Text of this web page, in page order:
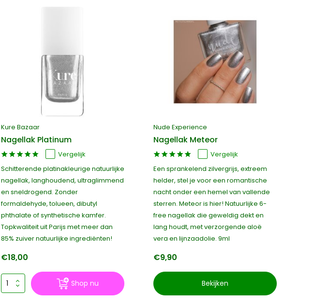
Kure Bazaar
Nagellak Platinum
Vergelijk
Schitterende platinakleurige natuurlijke
nagellak, langhoudend, ultraglimmend
en sneldrogend. Zonder
formaldehyde, tolueen, dibutyl
phthalate of synthetische kamfer.
Topkwaliteit uit Parijs met meer dan
85% zuiver natuurlijke ingrediënten!
€18,00
Shop nu
Nude Experience
Nagellak Meteor
Vergelijk
Een sprankelend zilvergrijs, extreem
helder, stel je voor een romantische
nacht onder een hemel van vallende
sterren. Meteor is hier! Natuurlijke 6-
free nagellak die geweldig dekt en
lang houdt, met verzorgende aloë
vera en lijnzaadolie. 9ml
€9,90
Bekijken